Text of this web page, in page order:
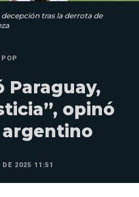
tras la derrota de
POP
Paraguay,
opinó
2025 11:51